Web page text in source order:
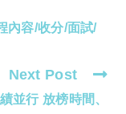
內容/收分/面試/
Next Post
並行 放榜時間、